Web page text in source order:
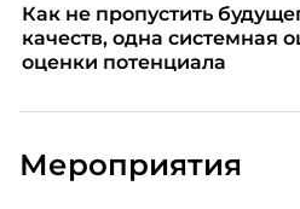
Как не пропустить
качеств, одна системная
оценки потенциала
Мероприятия